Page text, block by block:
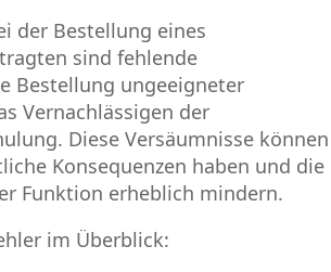
der Bestellung eines
sind fehlende
Bestellung ungeeigneter
Vernachlässigen der
Diese Versäumnisse können
Konsequenzen haben und die
Funktion erheblich mindern.
im Überblick: